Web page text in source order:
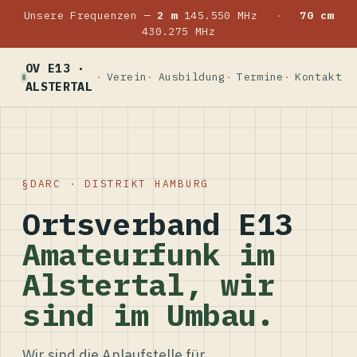
Unsere Frequenzen — 2 m145.550 MHz ·
70 cm
430.275 MHz
OV E13 ·
ALSTERTAL
Verein Ausbildung Termine Kontakt
DARC · DISTRIKT HAMBURG
Ortsverband E13
Amateurfunk im
Alstertal, wir
sind im Umbau.